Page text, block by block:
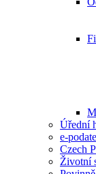
Úřední
e-
Czech
Životní